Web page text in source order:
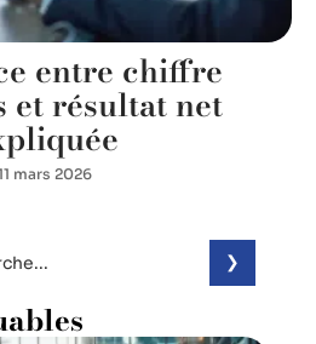
entre chiffre
et résultat net
mars 2026